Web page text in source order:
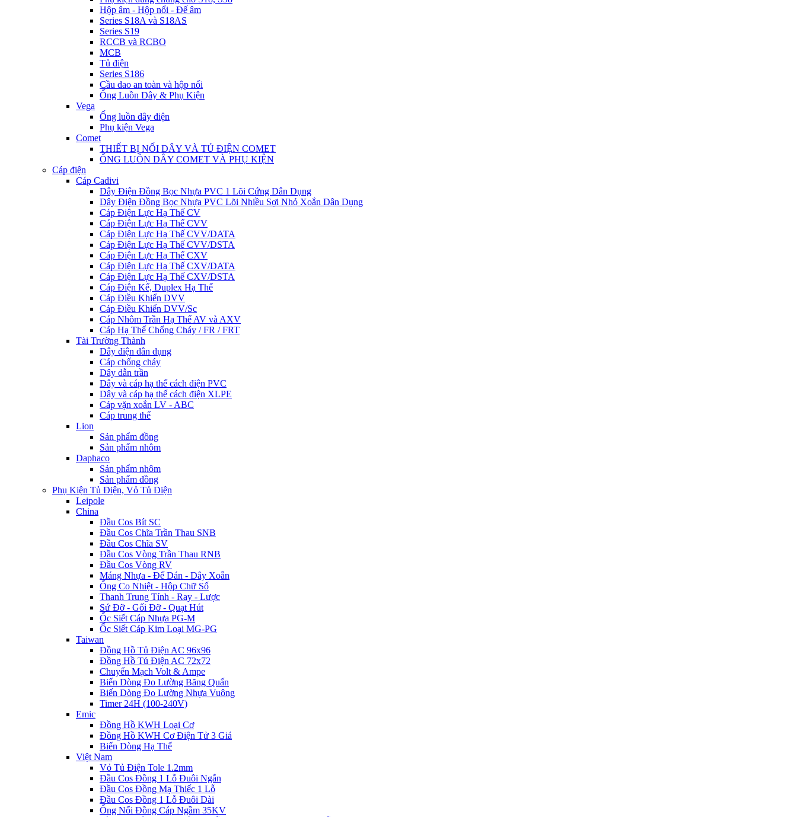
Hộp âm - Hộp nổi - Đế âm
Series S18A và S18AS
Series S19
RCCB và RCBO
MCB
Tủ điện
Series S186
Cầu dao an toàn và hộp nổi
Ống Luồn Dây & Phụ Kiện
Vega
Ống luồn dây điện
Phụ kiện Vega
Comet
THIẾT BỊ NỐI DÂY VÀ TỦ ĐIỆN COMET
ỐNG LUỒN DÂY COMET VÀ PHỤ KIỆN
Cáp điện
Cáp Cadivi
Dây Điện Đồng Bọc Nhựa PVC 1 Lõi Cứng Dân Dụng
Dây Điện Đồng Bọc Nhựa PVC Lõi Nhiều Sợi Nhỏ Xoắn Dân Dụng
Cáp Điện Lực Hạ Thế CV
Cáp Điện Lực Hạ Thế CVV
Cáp Điện Lực Hạ Thế CVV/DATA
Cáp Điện Lực Hạ Thế CVV/DSTA
Cáp Điện Lực Hạ Thế CXV
Cáp Điện Lực Hạ Thế CXV/DATA
Cáp Điện Lực Hạ Thế CXV/DSTA
Cáp Điện Kế, Duplex Hạ Thế
Cáp Điều Khiển DVV
Cáp Điều Khiển DVV/Sc
Cáp Nhôm Trần Hạ Thế AV và AXV
Cáp Hạ Thế Chống Cháy / FR / FRT
Tài Trường Thành
Dây điện dân dụng
Cáp chống cháy
Dây dẫn trần
Dây và cáp hạ thế cách điện PVC
Dây và cáp hạ thế cách điện XLPE
Cáp vặn xoắn LV - ABC
Cáp trung thế
Lion
Sản phẩm đồng
Sản phẩm nhôm
Daphaco
Sản phẩm nhôm
Sản phẩm đồng
Phụ Kiện Tủ Điện, Vỏ Tủ Điện
Leipole
China
Đầu Cos Bít SC
Đầu Cos Chĩa Trần Thau SNB
Đầu Cos Chĩa SV
Đầu Cos Vòng Trần Thau RNB
Đầu Cos Vòng RV
Máng Nhựa - Đế Dán - Dây Xoắn
Ống Co Nhiệt - Hộp Chữ Số
Thanh Trung Tính - Ray - Lược
Sứ Đỡ - Gối Đỡ - Quạt Hút
Ốc Siết Cáp Nhựa PG-M
Ốc Siết Cáp Kim Loại MG-PG
Taiwan
Đồng Hồ Tủ Điện AC 96x96
Đồng Hồ Tủ Điện AC 72x72
Chuyển Mạch Volt & Ampe
Biến Dòng Đo Lường Băng Quấn
Biến Dòng Đo Lường Nhựa Vuông
Timer 24H (100-240V)
Emic
Đồng Hồ KWH Loại Cơ
Đồng Hồ KWH Cơ Điện Tử 3 Giá
Biến Dòng Hạ Thế
Việt Nam
Vỏ Tủ Điện Tole 1.2mm
Đầu Cos Đồng 1 Lỗ Đuôi Ngắn
Đầu Cos Đồng Mạ Thiếc 1 Lỗ
Đầu Cos Đồng 1 Lỗ Đuôi Dài
Ống Nối Đồng Cáp Ngầm 35KV